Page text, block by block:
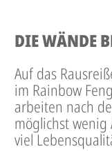
DIE WÄNDE
Auf das
im Rainbow
arbeiten nach
möglichst
viel